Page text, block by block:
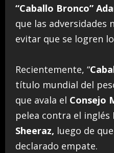
“Caballo Bronco”
que las adversidades
evitar que se logren
Recientemente, “
título mundial del
que avala el Consejo
pelea contra el inglés
Sheeraz, luego de
declarado empate.